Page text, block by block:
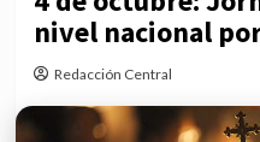
nivel nacional
Redacción Central